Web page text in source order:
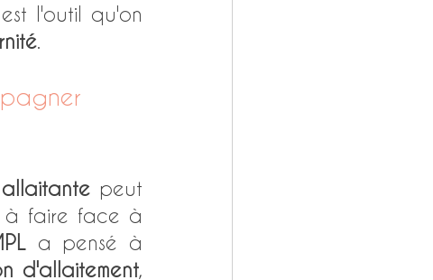
est l'outil qu'on
peut
à faire face à
a pensé à
d'allaitement,